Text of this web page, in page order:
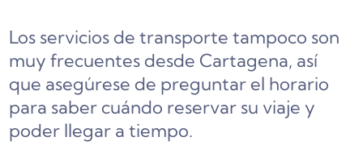
Los servicios de transporte tampoco son
muy frecuentes desde Cartagena, así
que asegúrese de preguntar el horario
para saber cuándo reservar su viaje y
poder llegar a tiempo.